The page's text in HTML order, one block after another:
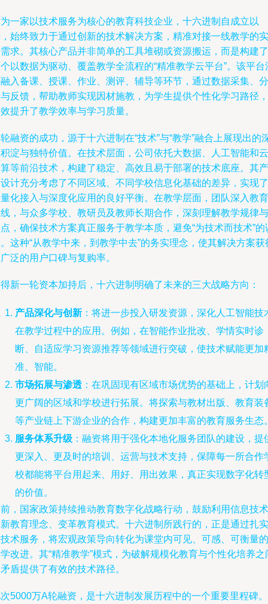
一家以技术服务为核心的教育科技企业，十六进制自成立以
始终致力于通过创新的技术解决方案，精准对接一线教学的实
求。其核心产品并非简单的工具堆砌或资源搬运，而是构建了
以数据为驱动、覆盖教学全流程的“精准教学云平台”。该平台
入备课、授课、作业、测评、辅导等环节，通过数据采集、分
反馈，帮助教师实现因材施教，为学生提供个性化学习路径，
提升了教学效率与学习质量。
融资的成功，源于十六进制在“技术”与“教学”融合上展现出的
淀与独特价值。在技术层面，公司依托大数据、人工智能和云
等前沿技术，构建了稳定、高效且易于部署的技术底座。其产
计充分考虑了不同区域、不同学校信息化基础的差异，实现了
化接入与深度化应用的良好平衡。在教学层面，团队深入教育
，与众多学校、教研员及教师长期合作，深刻理解教学规律与
，确保技术方案真正服务于教学本质，避免“为技术而技术”的
这种“从教学中来，到教学中去”的务实理念，使其解决方案获
泛的用户口碑与复购率。
新一轮资本加持后，十六进制明确了未来的三大战略方向：
产品深化与创新 ：将进一步投入研发资源，深化人工智能技
在教学过程中的应用。例如，在智能作业批改、学情实时诊
断、自适应学习资源推荐等领域进行突破，使技术赋能更加
准、智能。
市场拓展与渗透 ：在巩固现有区域市场优势的基础上，计划
更广阔的区域和学校进行拓展。将探索与教材出版、教育装
等产业链上下游企业的合作，构建更加丰富的教育服务生态
服务体系升级 ：融资将用于强化本地化服务团队的建设，提
更深入、更及时的培训、运营与技术支持，保障每一所合作
校都能将平台用起来、用好、用出效果，真正实现数字化转
的价值。
，国家政策持续推动教育数字化战略行动，鼓励利用信息技术
教育理念、变革教育模式。十六进制所践行的，正是通过扎实
术服务，将宏观政策导向转化为课堂内可见、可感、可衡量的
改进。其“精准教学”模式，为破解规模化教育与个性化培养之
盾提供了有效的技术路径。
5000万A轮融资，是十六进制发展历程中的一个重要里程碑。